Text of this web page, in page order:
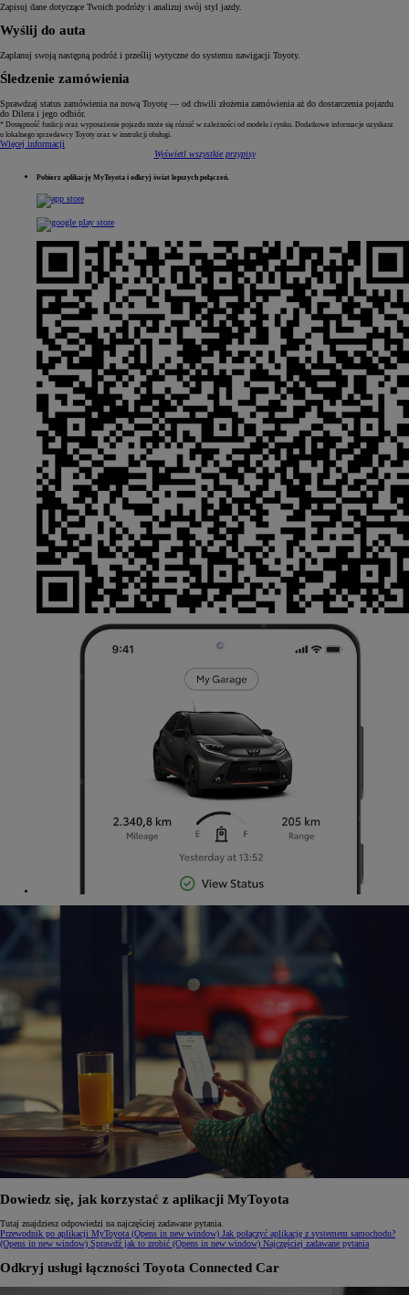
Zapisuj dane dotyczące Twoich podróży i analizuj swój styl jazdy.
Wyślij do auta
Zaplanuj swoją następną podróż i prześlij wytyczne do systemu nawigacji Toyoty.
Śledzenie zamówienia
Sprawdzaj status zamówienia na nową Toyotę — od chwili złożenia zamówienia aż do dostarczenia pojazdu
do Dilera i jego odbiór.
* Dostępność funkcji oraz wyposażenie pojazdu może się różnić w zależności od modelu i rynku. Dodatkowe informacje uzyskasz
u lokalnego sprzedawcy Toyoty oraz w instrukcji obsługi.
Więcej informacji
Wyświetl wszystkie przypisy
Pobierz aplikację MyToyota i odkryj świat lepszych połączeń.
Dowiedz się, jak korzystać z aplikacji MyToyota
Tutaj znajdziesz odpowiedzi na najczęściej zadawane pytania.
Przewodnik po aplikacji MyToyota (Opens in new window) Jak połączyć aplikację z systemem samochodu?
(Opens in new window) Sprawdź jak to zrobić (Opens in new window) Najczęściej zadawane pytania
Odkryj usługi łączności Toyota Connected Car